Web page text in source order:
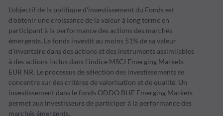
L'objectif de la politique d'investissement du Fonds est
d'obtenir une croissance de la valeur à long terme en
participant à la performance des actions des marchés
émergents. Le fonds investit au moins 51% de sa valeur
d'inventaire dans des actions et des instruments assimilables
à des actions inclus dans l'indice MSCI Emerging Markets
EUR NR. Le processus de sélection des investissements se
concentre sur des critères de valorisation et de qualité. Un
investissement dans le fonds ODDO BHF Emerging Markets
permet aux investisseurs de participer à la performance des
marchés émergents.